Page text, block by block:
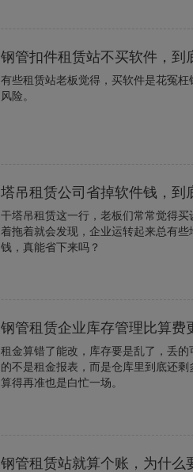
钢管扣件租赁站不买软件，到
有些租赁站老板觉得，买软件是花冤
风险。
塔吊租赁公司省掉软件钱，到
干塔吊租赁这一行，老板们常常觉得
着拖着就会发现，企业运转起来总有
钱，真能省下来吗？
钢管租赁企业库存管理比算费
租金算错了能改，库存要是乱了，丢
的不是租金报表，而是仓库里到底还
算得再准也是白忙一场。
钢管租赁站就算个账，为什么